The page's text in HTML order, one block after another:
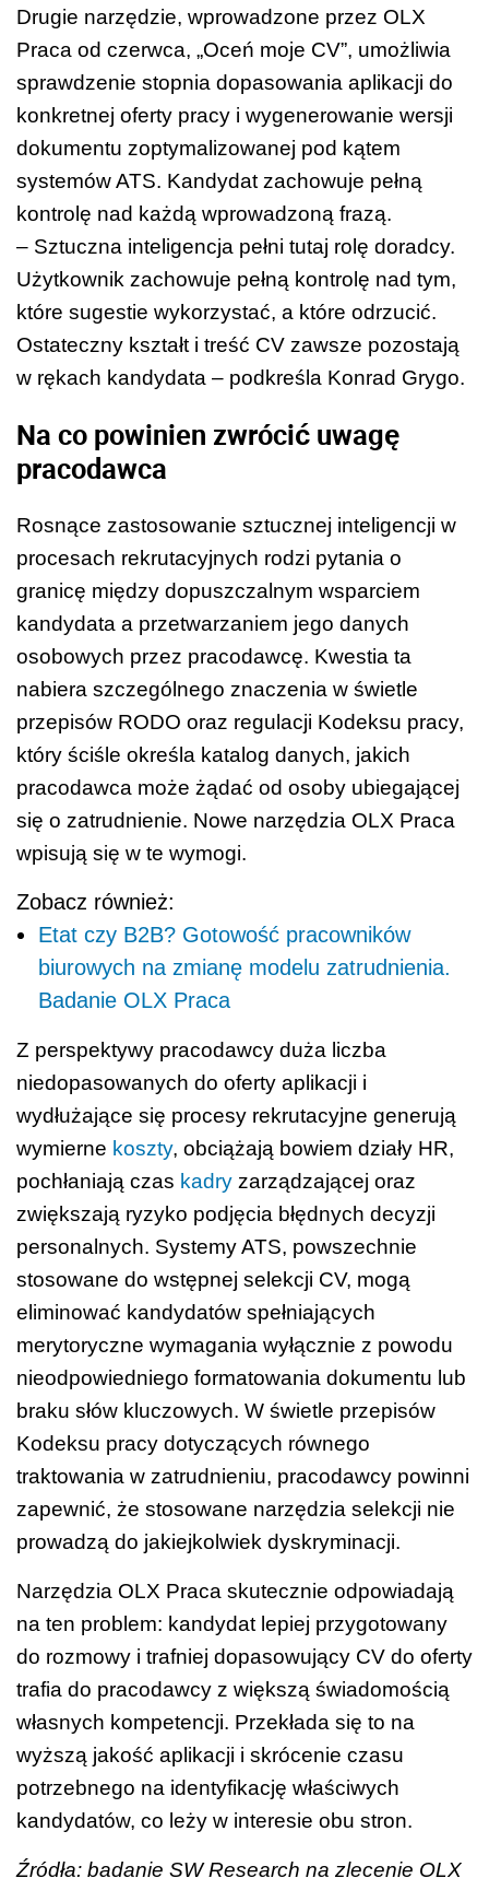
Drugie narzędzie, wprowadzone przez OLX
Praca od czerwca, „Oceń moje CV”, umożliwia
sprawdzenie stopnia dopasowania aplikacji do
konkretnej oferty pracy i wygenerowanie wersji
dokumentu zoptymalizowanej pod kątem
systemów ATS. Kandydat zachowuje pełną
kontrolę nad każdą wprowadzoną frazą.
– Sztuczna inteligencja pełni tutaj rolę doradcy.
Użytkownik zachowuje pełną kontrolę nad tym,
które sugestie wykorzystać, a które odrzucić.
Ostateczny kształt i treść CV zawsze pozostają
w rękach kandydata – podkreśla Konrad Grygo.
Na co powinien zwrócić uwagę
pracodawca
Rosnące zastosowanie sztucznej inteligencji w
procesach rekrutacyjnych rodzi pytania o
granicę między dopuszczalnym wsparciem
kandydata a przetwarzaniem jego danych
osobowych przez pracodawcę. Kwestia ta
nabiera szczególnego znaczenia w świetle
przepisów RODO oraz regulacji Kodeksu pracy,
który ściśle określa katalog danych, jakich
pracodawca może żądać od osoby ubiegającej
się o zatrudnienie. Nowe narzędzia OLX Praca
wpisują się w te wymogi.
Zobacz również:
Etat czy B2B? Gotowość pracowników
biurowych na zmianę modelu zatrudnienia.
Badanie OLX Praca
Z perspektywy pracodawcy duża liczba
niedopasowanych do oferty aplikacji i
wydłużające się procesy rekrutacyjne generują
wymierne koszty, obciążają bowiem działy HR,
pochłaniają czas kadry zarządzającej oraz
zwiększają ryzyko podjęcia błędnych decyzji
personalnych. Systemy ATS, powszechnie
stosowane do wstępnej selekcji CV, mogą
eliminować kandydatów spełniających
merytoryczne wymagania wyłącznie z powodu
nieodpowiedniego formatowania dokumentu lub
braku słów kluczowych. W świetle przepisów
Kodeksu pracy dotyczących równego
traktowania w zatrudnieniu, pracodawcy powinni
zapewnić, że stosowane narzędzia selekcji nie
prowadzą do jakiejkolwiek dyskryminacji.
Narzędzia OLX Praca skutecznie odpowiadają
na ten problem: kandydat lepiej przygotowany
do rozmowy i trafniej dopasowujący CV do oferty
trafia do pracodawcy z większą świadomością
własnych kompetencji. Przekłada się to na
wyższą jakość aplikacji i skrócenie czasu
potrzebnego na identyfikację właściwych
kandydatów, co leży w interesie obu stron.
Źródła: badanie SW Research na zlecenie OLX